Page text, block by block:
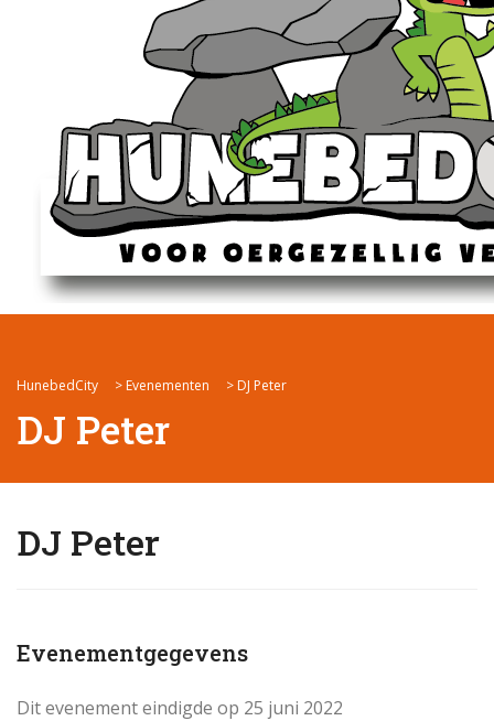
HunebedCity > Evenementen > DJ Peter
DJ Peter
DJ Peter
Evenementgegevens
Dit evenement eindigde op 25 juni 2022